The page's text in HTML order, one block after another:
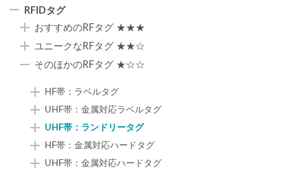
RFIDタグ
おすすめのRFタグ ★★★
ユニークなRFタグ ★★☆
そのほかのRFタグ ★☆☆
HF帯：ラベルタグ
UHF帯：金属対応ラベルタグ
UHF帯：ランドリータグ
HF帯：金属対応ハードタグ
UHF帯：金属対応ハードタグ